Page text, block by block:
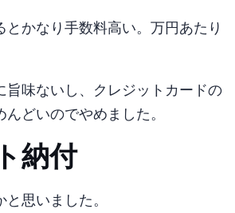
なり手数料高い。10000万円あたり76
旨味ないし、クレジットカードの
どいのでやめました。
納付
思いました。